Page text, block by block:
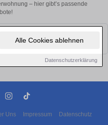
Alle Cookies ablehnen
Datenschutzerklärung
– hier gibt’s passende
Objekte finden. Schauen Sie
Uns Impressum Datenschutz